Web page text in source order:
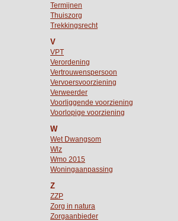
Termijnen
Thuiszorg
Trekkingsrecht
V
VPT
Verordening
Vertrouwenspersoon
Vervoersvoorziening
Verweerder
Voorliggende voorziening
Voorlopige voorziening
W
Wet Dwangsom
Wlz
Wmo 2015
Woningaanpassing
Z
ZZP
Zorg in natura
Zorgaanbieder